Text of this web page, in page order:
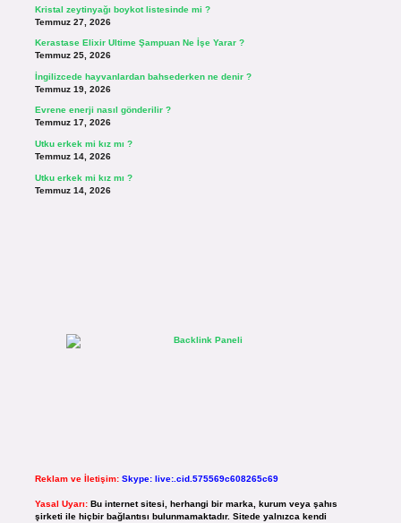
Kristal zeytinyağı boykot listesinde mi ?
Temmuz 27, 2026
Kerastase Elixir Ultime Şampuan Ne İşe Yarar ?
Temmuz 25, 2026
İngilizcede hayvanlardan bahsederken ne denir ?
Temmuz 19, 2026
Evrene enerji nasıl gönderilir ?
Temmuz 17, 2026
Utku erkek mi kız mı ?
Temmuz 14, 2026
Utku erkek mi kız mı ?
Temmuz 14, 2026
Reklam ve İletişim: Skype: live:.cid.575569c608265c69
Yasal Uyarı: Bu internet sitesi, herhangi bir marka, kurum veya şahıs
şirketi ile hiçbir bağlantısı bulunmamaktadır. Sitede yalnızca kendi